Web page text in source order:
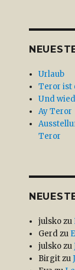
Urlaub
Teror ist
Und
Ay Teror
Teror
julskozu
Gerdzu
julskozu
Birgitzu